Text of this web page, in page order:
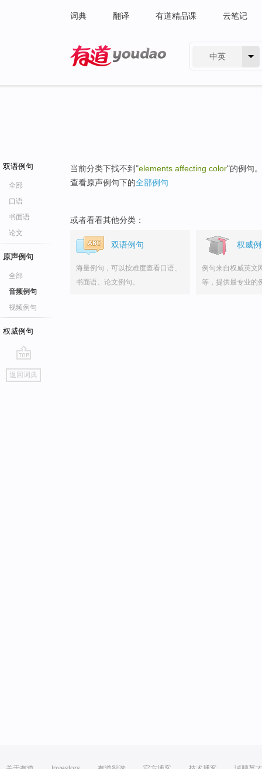
词典 翻译 有道精品课 云笔记
中英
双语例句
全部
口语
书面语
论文
原声例句
全部
音频例句
视频例句
权威例句
go
top
返回词典
当前分类下找不到"elements affecting color"的例句。
查看原声例句下的全部例句
或者看看其他分类：
双语例句
海量例句，可以按难度查看口语、
书面语、论文例句。
权威
例句来自权威英文
等，提供最专业的